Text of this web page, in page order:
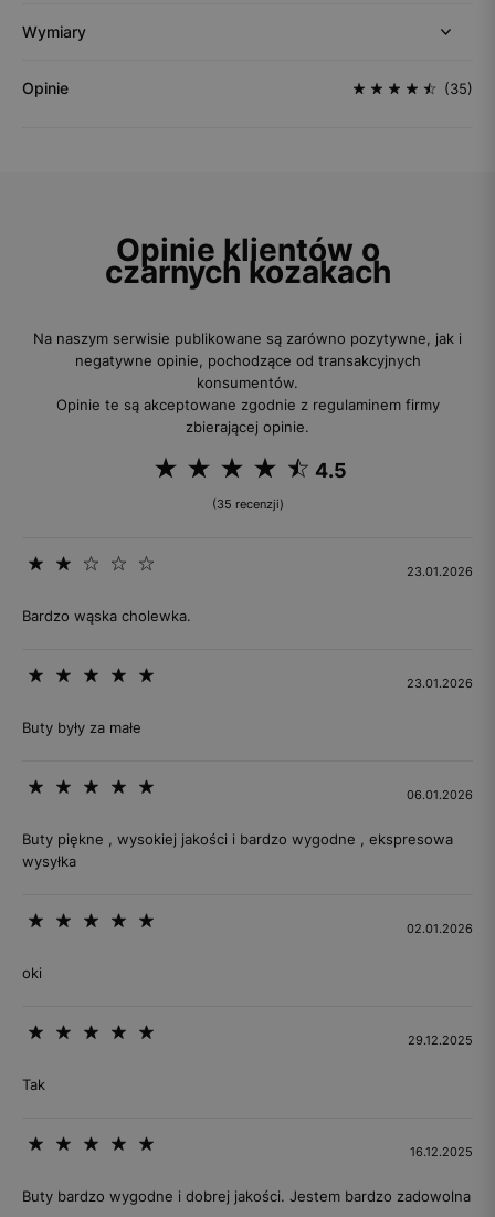
Wymiary
Opinie (35)
Opinie klientów o
czarnych kozakach
Na naszym serwisie publikowane są zarówno pozytywne, jak i
negatywne opinie, pochodzące od transakcyjnych
konsumentów.
Opinie te są akceptowane zgodnie z regulaminem firmy
zbierającej opinie.
4.5
(35 recenzji)
23.01.2026
Bardzo wąska cholewka.
23.01.2026
Buty były za małe
06.01.2026
Buty piękne , wysokiej jakości i bardzo wygodne , ekspresowa
wysyłka
02.01.2026
oki
29.12.2025
Tak
16.12.2025
Buty bardzo wygodne i dobrej jakości. Jestem bardzo zadowolna